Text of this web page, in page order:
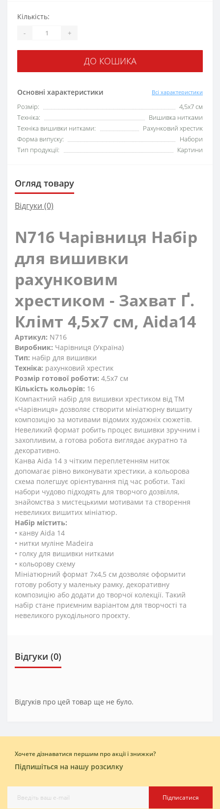
Основні характеристики Всі характеристики
Розмір:
4,5x7 см
Техніка:
Вишивка нитками
Техніка вишивки нитками:
Рахунковий хрестик
Форма випуску:
Набори
Тип продукції:
Картини
Кількість:
- +
ДО КОШИКА
Огляд товару
Відгуки (0)
N716 Чарівниця Набір
для вишивки
рахунковим
хрестиком - Захват Ґ.
Клімт 4,5x7 см, Aida14
Артикул: N716
Виробник: Чарівниця (Україна)
Тип: набір для вишивки
Техніка: рахунковий хрестик
Розмір готової роботи: 4,5x7 см
Кількість кольорів: 16
Компактний набір для вишивки хрестиком від ТМ
«Чарівниця» дозволяє створити мініатюрну вишиту
композицію за мотивами відомих художніх сюжетів.
Невеликий формат робить процес вишивки зручним і
захопливим, а готова робота виглядає акуратно та
декоративно.
Канва Aida 14 з чітким переплетенням ниток
допомагає рівно виконувати хрестики, а кольорова
схема полегшує орієнтування під час роботи. Такі
набори чудово підходять для творчого дозвілля,
знайомства з мистецькими мотивами та створення
невеликих вишитих мініатюр.
Набір містить:
• канву Aida 14
• нитки муліне Madeira
• голку для вишивки нитками
• кольорову схему
Мініатюрний формат 7x4,5 см дозволяє оформити
готову роботу у маленьку рамку, декоративну
композицію або додати до творчої колекції. Такий
набір стане приємним варіантом для творчості та
невеликого рукодільного проєкту.
Відгуки (0)
Відгуків про цей товар ще не було.
Хочете дізнаватися першим про акції і знижки?
Підпишіться на нашу розсилку
Підписатися